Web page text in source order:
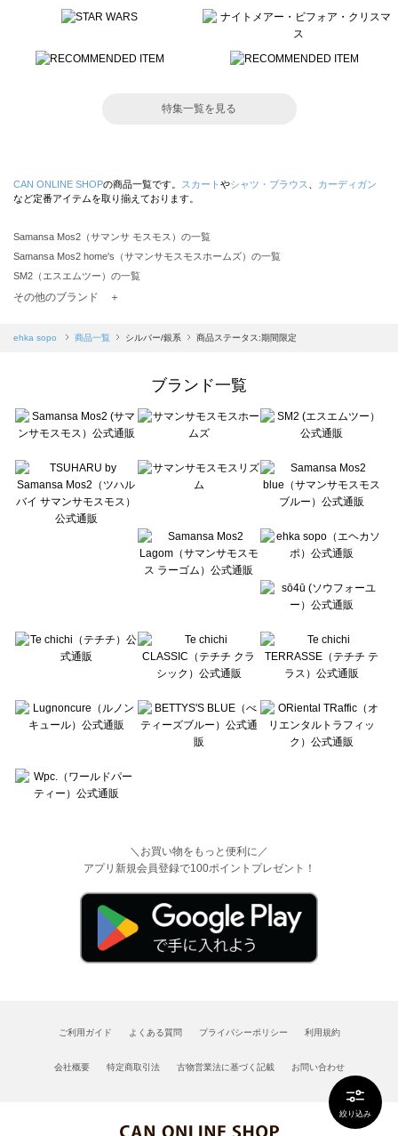
絞り込み
特集一覧を見る
CAN ONLINE SHOPの商品一覧です。 スカート やシャツ・ブラウス
カーディガン
など定番アイテムを取り揃えております。
Samansa Mos2（サマンサ モスモス）の一覧
Samansa Mos2 home's（サマンサモスモスホームズ）の一覧
SM2（エスエムツー）の一覧
TSUHARU by Samansa Mos2（ツハルバイサマンサモスモス）の一覧
Samansa Mos2 blue（サマンサモスモス ブルー）の一覧
Te chichi（テチチ）の一覧
Te chichi CLASSIC（テチチ クラシック）の一覧
Lugnoncure（ルノンキュール）の一覧
BETTY'S BLUE（べティーズブルー）の一覧
Wpc.（ワールドパーティー）の一覧
その他のブランド ＋
ehka sopo 商品一覧 シルバー/銀系 商品ステータス:期間限定
ブランド一覧
＼お買い物をもっと便利に／
アプリ新規会員登録で100ポイントプレゼント！
ご利用ガイド よくある質問 プライバシーポリシー 利用規約
会社概要 特定商取引法 古物営業法に基づく記載 お問い合わせ